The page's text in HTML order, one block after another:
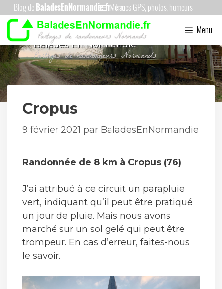
Aller
au
contenu
Menu
Menu
Balades En Normandie
Cropus
9 février 2021 par BaladesEnNormandie
Randonnée de 8 km à Cropus (76)
J’ai attribué à ce circuit un parapluie
vert, indiquant qu’il peut être pratiqué
un jour de pluie. Mais nous avons
marché sur un sol gelé qui peut être
trompeur. En cas d’erreur, faites-nous
le savoir.